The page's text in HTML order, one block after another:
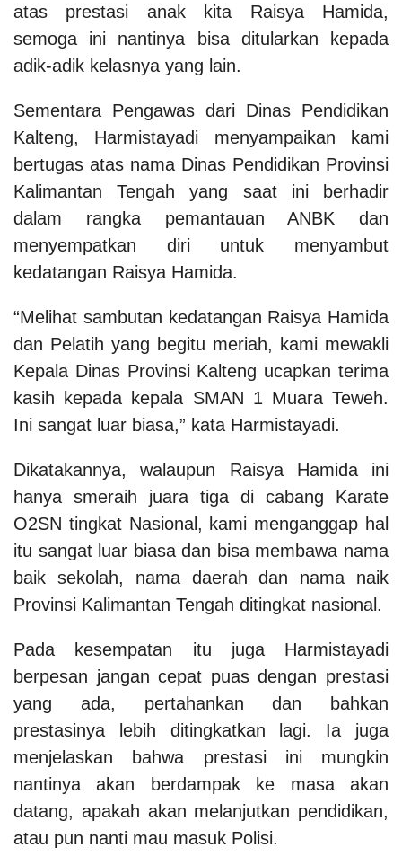
atas prestasi anak kita Raisya Hamida,
semoga ini nantinya bisa ditularkan kepada
adik-adik kelasnya yang lain.
Sementara Pengawas dari Dinas Pendidikan
Kalteng, Harmistayadi menyampaikan kami
bertugas atas nama Dinas Pendidikan Provinsi
Kalimantan Tengah yang saat ini berhadir
dalam rangka pemantauan ANBK dan
menyempatkan diri untuk menyambut
kedatangan Raisya Hamida.
“Melihat sambutan kedatangan Raisya Hamida
dan Pelatih yang begitu meriah, kami mewakli
Kepala Dinas Provinsi Kalteng ucapkan terima
kasih kepada kepala SMAN 1 Muara Teweh.
Ini sangat luar biasa,” kata Harmistayadi.
Dikatakannya, walaupun Raisya Hamida ini
hanya smeraih juara tiga di cabang Karate
O2SN tingkat Nasional, kami menganggap hal
itu sangat luar biasa dan bisa membawa nama
baik sekolah, nama daerah dan nama naik
Provinsi Kalimantan Tengah ditingkat nasional.
Pada kesempatan itu juga Harmistayadi
berpesan jangan cepat puas dengan prestasi
yang ada, pertahankan dan bahkan
prestasinya lebih ditingkatkan lagi. Ia juga
menjelaskan bahwa prestasi ini mungkin
nantinya akan berdampak ke masa akan
datang, apakah akan melanjutkan pendidikan,
atau pun nanti mau masuk Polisi.